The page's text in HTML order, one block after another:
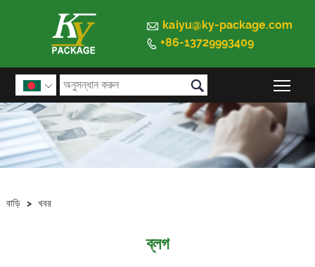
 kaiyu@ky-package.com
 +86-13729993409
 
বাড়ি > খবর
ব্লগ